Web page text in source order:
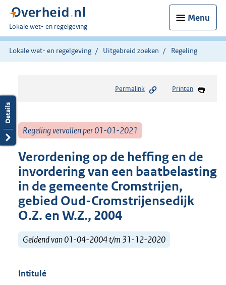
Menu
U
bent
hier:
Lokale wet- en regelgeving
Lokale wet- en regelgeving Uitgebreid zoeken Regeling
Permalink Printen
Regeling vervallen per 01-01-2021
Verordening op de heffing en de
invordering van een baatbelasting
in de gemeente Cromstrijen,
gebied Oud-Cromstrijensedijk
O.Z. en W.Z., 2004
Geldend van 01-04-2004 t/m 31-12-2020
Intitulé